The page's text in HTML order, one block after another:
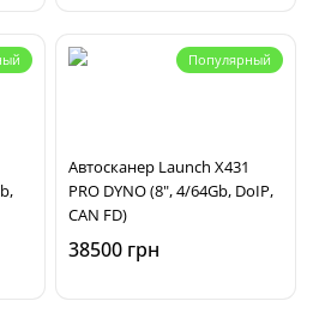
Популярный
Автосканер Launch X431
PRO DYNO (8", 4/64Gb, DoIP,
CAN FD)
38500 грн